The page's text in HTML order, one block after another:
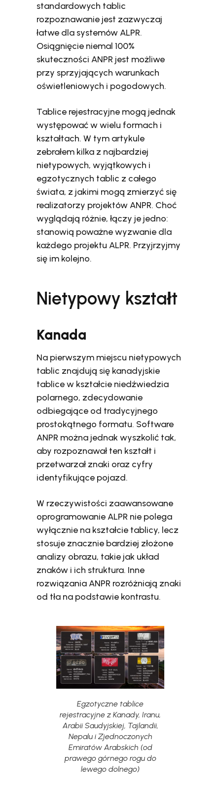
standardowych tablic
rozpoznawanie jest zazwyczaj
łatwe dla systemów ALPR.
Osiągnięcie niemal 100%
skuteczności ANPR jest możliwe
przy sprzyjających warunkach
oświetleniowych i pogodowych.
Tablice rejestracyjne mogą jednak
występować w wielu formach i
kształtach. W tym artykule
zebrałem kilka z najbardziej
nietypowych, wyjątkowych i
egzotycznych tablic z całego
świata, z jakimi mogą zmierzyć się
realizatorzy projektów ANPR. Choć
wyglądają różnie, łączy je jedno:
stanowią poważne wyzwanie dla
każdego projektu ALPR. Przyjrzyjmy
się im kolejno.
Nietypowy kształt
Kanada
Na pierwszym miejscu nietypowych
tablic znajdują się kanadyjskie
tablice w kształcie niedźwiedzia
polarnego, zdecydowanie
odbiegające od tradycyjnego
prostokątnego formatu. Software
ANPR można jednak wyszkolić tak,
aby rozpoznawał ten kształt i
przetwarzał znaki oraz cyfry
identyfikujące pojazd.
W rzeczywistości zaawansowane
oprogramowanie ALPR nie polega
wyłącznie na kształcie tablicy, lecz
stosuje znacznie bardziej złożone
analizy obrazu, takie jak układ
znaków i ich struktura. Inne
rozwiązania ANPR rozróżniają znaki
od tła na podstawie kontrastu.
Egzotyczne tablice
rejestracyjne z Kanady, Iranu,
Arabii Saudyjskiej, Tajlandii,
Nepalu i Zjednoczonych
Emiratów Arabskich (od
prawego górnego rogu do
lewego dolnego)